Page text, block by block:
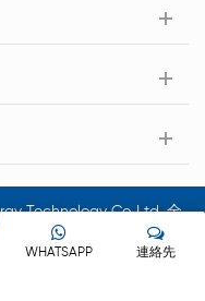
Technology Co.,Ltd. 全
連絡先
WHATSAPP